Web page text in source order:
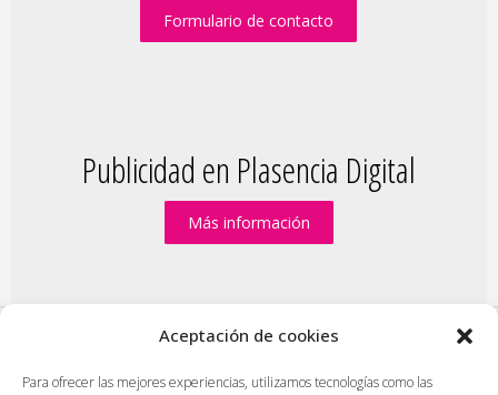
Aceptación de cookies
Para ofrecer las mejores experiencias, utilizamos tecnologías como las
Formulario de contacto
Publicidad en Plasencia Digital
Más información
PlasenciaDigital.com | Formulario de contacto